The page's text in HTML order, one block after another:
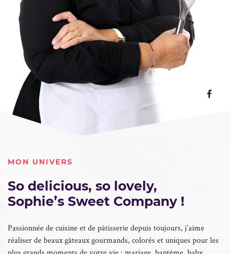
MON UNIVERS
So delicious, so lovely,
Sophie’s Sweet Company !
Passionnée de cuisine et de pâtisserie depuis toujours, j’aime
réaliser de beaux gâteaux gourmands, colorés et uniques pour les